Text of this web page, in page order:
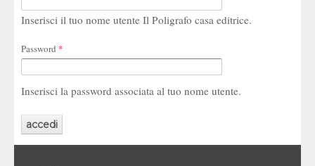
Inserisci il tuo nome utente Il Poligrafo casa editrice.
Password *
Inserisci la password associata al tuo nome utente.